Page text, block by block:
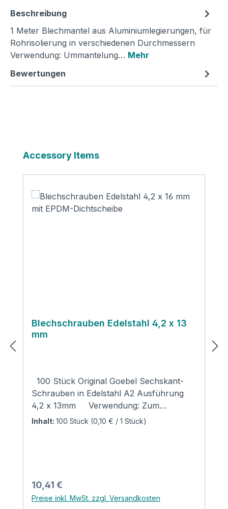
Beschreibung
1 Meter Blechmantel aus Aluminiumlegierungen, für
Rohrisolierung in verschiedenen Durchmessern
Verwendung: Ummantelung… Mehr
Bewertungen
Produktgalerie überspringen
Accessory Items
Blechschrauben Edelstahl 4,2 x 13
mm
100 Stück Original Goebel Sechskant-
Schrauben in Edelstahl A2 Ausführung
4,2 x 13mm Verwendung: Zum
Anbringen von z.B. Blechmäntel,
Schrauben pro Laufmeter, für Bögen
benötigen Sie acht Schrauben pro Bogen.
Inhalt: 100 Stück (0,10 € / 1 Stück)
Regulärer Preis:
10,41 €
Preise inkl. MwSt. zzgl. Versandkosten